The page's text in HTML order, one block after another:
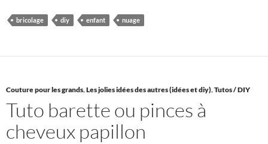
bricolage diy enfant nuage
Couture pour les grands,Les jolies idées des autres (idées et diy),Tutos / DIY
Tuto barette ou pinces à
cheveux papillon